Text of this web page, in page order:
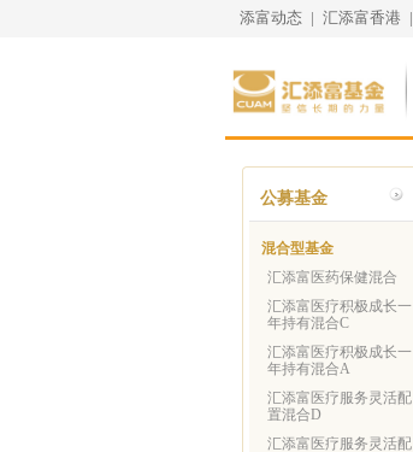
添富动态 | 汇添富香港 |
公募基金
混合型基金
汇添富医药保健混合
汇添富医疗积极成长一
年持有混合C
汇添富医疗积极成长一
年持有混合A
汇添富医疗服务灵活配
置混合D
汇添富医疗服务灵活配